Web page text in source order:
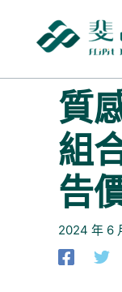
質
組
告
2024 年 6